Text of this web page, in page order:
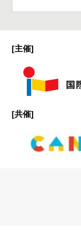
[主催]
[共催]